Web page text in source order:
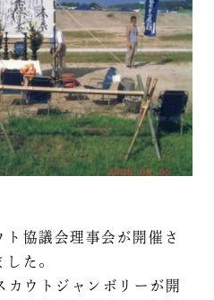
協議会理事会が開催さ
た。
ウトジャンボリーが開